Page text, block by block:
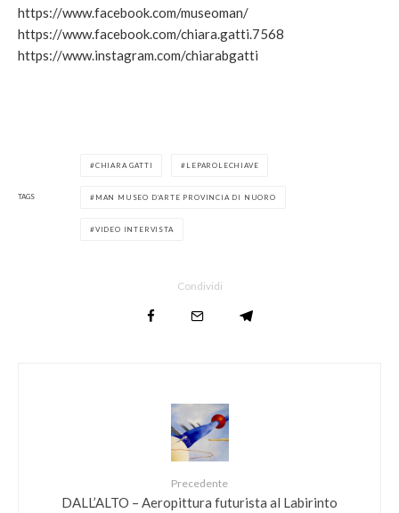
https://www.facebook.com/museoman/
https://www.facebook.com/chiara.gatti.7568
https://www.instagram.com/chiarabgatti
TAGS
CHIARA GATTI LEPAROLECHIAVE
MAN MUSEO D’ARTE PROVINCIA DI NUORO
VIDEO INTERVISTA
Condividi
Precedente
DALL’ALTO – Aeropittura futurista al Labirinto